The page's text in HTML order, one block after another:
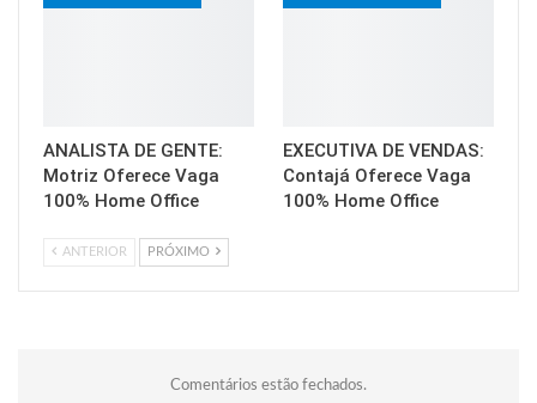
ANALISTA DE GENTE:
Motriz Oferece Vaga
100% Home Office
EXECUTIVA DE VENDAS:
Contajá Oferece Vaga
100% Home Office
ANTERIOR PRÓXIMO
Comentários estão fechados.